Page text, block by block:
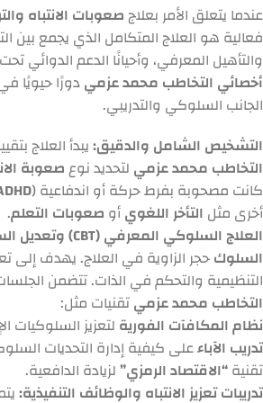
عندما يتعلق الأمر بعلاج صعوبات الانتباه
فعالية هو العلاج المتكامل الذي يجمع بين
والتأهيل المعرفي، وأحيانًا الدعم
أخصائي التخاطب محمد عزميدورًا حيويًا
الجانب السلوكي والتدريبي.
التشخيص الشامل والدقيق:يبدأ العلاج
التخاطب محمد عزمي لتحديد نوعصعوبة
كانت مصحوبة بفرط حركة أو اندفاعية (
أخرى مثل التأخر اللغويأو صعوبات التعلم.
العلاج السلوكي المعرفي (CBT) وتعديل السلوك:
السلوكحجر الزاوية في العلاج. يهدف إلى
التنظيمية والتحكم في الذات. تتضمن
التخاطب محمد عزميتقنيات مثل:
نظام المكافآت الفوريةلتعزيز السلوكيات
تدريب الآباءعلى كيفية إدارة التحديات
تقنية“الاقتصاد الرمزي”لزيادة الدافعية.
تدريبات تعزيز الانتباه والوظائف التنفيذية: